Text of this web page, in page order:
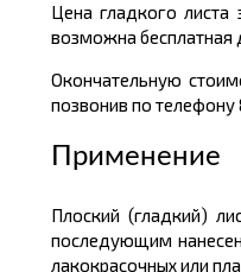
Цена гладкого
возможна бесплатная
Окончательную
позвонив по
Применение
Плоский (гладкий)
последующим
лакокрасочных или